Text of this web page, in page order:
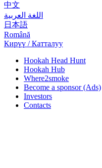
中文
اللغة العربية
日本語
Română
Кирүү / Катталуу
Hookah Head Hunt
Hookah Hub
Where2smoke
Become a sponsor (Ads)
Investors
Contacts